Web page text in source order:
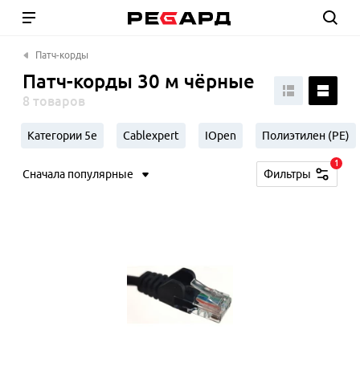
Патч-корды
Патч-корды 30 м чёрные
8 товаров
Категории 5e Cablexpert IOpen Полиэтилен (PE)
Сначала популярные Фильтры
1